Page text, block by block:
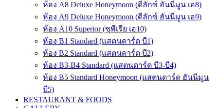
ห้อง A8 Deluxe Honeymoon (ดีลักซ์ ฮันนีมูน เอ8)
ห้อง A9 Deluxe Honeymoon (ดีลักซ์ ฮันนีมูน เอ9)
ห้อง A10 Superior (ซุพีเรีย เอ10)
ห้อง B1 Standard (แสตนดาร์ด บี1)
ห้อง B2 Standard (แสตนดาร์ด บี2)
ห้อง B3-B4 Standard (แสตนดาร์ด บี3-บี4)
ห้อง B5 Standard Honeymoon (แสตนดาร์ด ฮันนีมูน
บี5)
RESTAURANT & FOODS